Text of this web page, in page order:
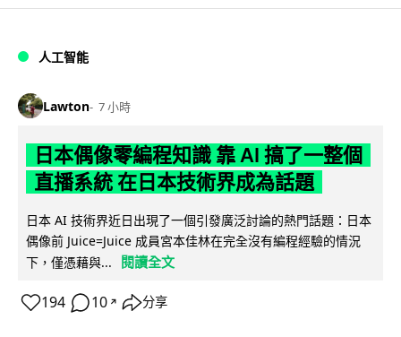
人工智能
Lawton 7 小時
日本偶像零編程知識 靠 AI 搞了一整個
直播系統 在日本技術界成為話題
日本 AI 技術界近日出現了一個引發廣泛討論的熱門話題：日本
偶像前 Juice=Juice 成員宮本佳林在完全沒有編程經驗的情況
下，僅憑藉與...
閱讀全文
194 10 ↗ 分享